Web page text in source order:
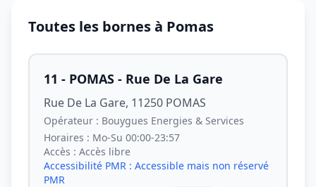
Toutes les bornes à Pomas
11 - POMAS - Rue De La Gare
Rue De La Gare, 11250 POMAS
Opérateur : Bouygues Energies & Services
Horaires : Mo-Su 00:00-23:57
Accès : Accès libre
Accessibilité PMR : Accessible mais non réservé
PMR